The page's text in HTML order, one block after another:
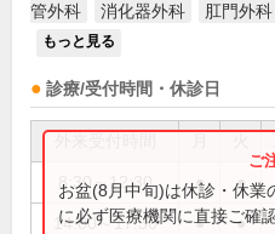
管外科
消化器外科 肛門外科
もっと見る
診療/受付時間・休診日
8:30～12:30 ● ●
14:00～17:30 ● ●
お盆(8月中旬)は休診・休業
に必ず医療機関に直接ご確